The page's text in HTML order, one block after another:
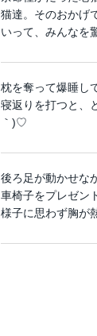
猫達。そのおかげ
いって、みんなを
枕を奪って爆睡し
寝返りを打つと、
｀)♡
後ろ足が動かせな
車椅子をプレゼン
様子に思わず胸が